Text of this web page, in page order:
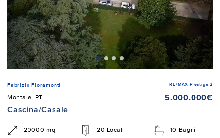
Fabrizio Fioramonti RE/MAX Prestige 2
Montale, PT
5.000.000€
Cascina/Casale
20000 mq 20 Locali 10 Bagni